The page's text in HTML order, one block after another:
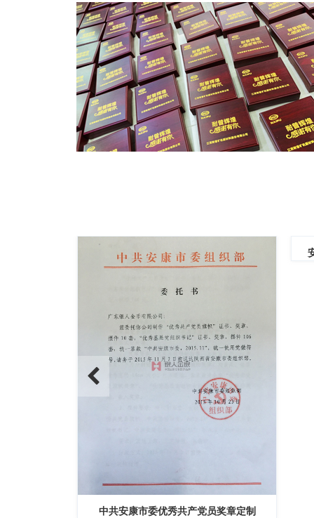
安徽肥东县公安局从警年限纪念章定制